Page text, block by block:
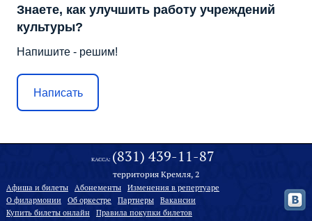
Знаете, как улучшить работу учреждений
культуры?
Напишите - решим!
Написать
КАССА: (831) 439-11-87
территория Кремля, 2
Афиша и билеты Абонементы
Изменения в репертуаре
О филармонии
Oб оркестре Партнеры
Вакансии
Купить билеты онлайн
Правила покупки билетов